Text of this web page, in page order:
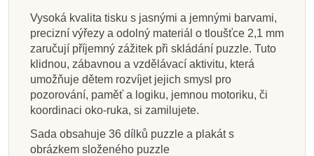
319 Kč354 Kč
Zobrazit detail
368 Kč409 Kč
Přidat do košíku
936 Kč1 040 Kč
Přidat do košíku
22 Kč24 Kč
Zobrazit detail
372 Kč620 Kč
Přidat do košíku
306 Kč340 Kč
Přidat do košíku
319 Kč354 Kč
Přidat do košíku
269 Kč299 Kč
Přidat do košíku
Vysoká kvalita tisku s jasnými a jemnými barvami,
precizní výřezy a odolný materiál o tloušťce 2,1 mm
zaručují příjemný zážitek při skládání puzzle. Tuto
klidnou, zábavnou a vzdělávací aktivitu, která
umožňuje dětem rozvíjet jejich smysl pro
pozorování, paměť a logiku, jemnou motoriku, či
koordinaci oko-ruka, si zamilujete.
Sada obsahuje 36 dílků puzzle a plakát s
obrázkem složeného puzzle